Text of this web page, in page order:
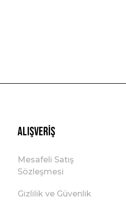
Alışveriş
Mesafeli Satış
Sözleşmesi
Gizlilik ve Güvenlik